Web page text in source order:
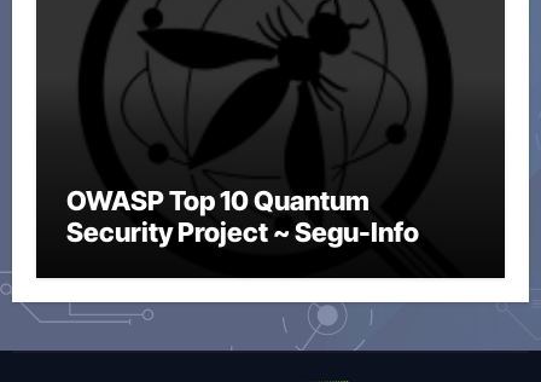
OWASP Top 10 Quantum
Security Project ~ Segu-Info